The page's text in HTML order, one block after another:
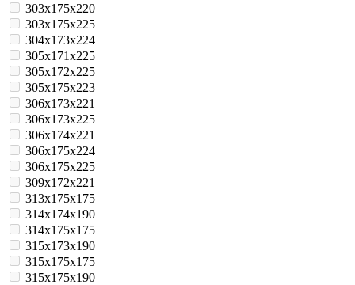
303x175x220
303x175x225
304x173x224
305x171x225
305x172x225
305x175x223
306x173x221
306x173x225
306x174x221
306x175x224
306x175x225
309x172x221
313x175x175
314x174x190
314x175x175
315x173x190
315x175x175
315x175x190